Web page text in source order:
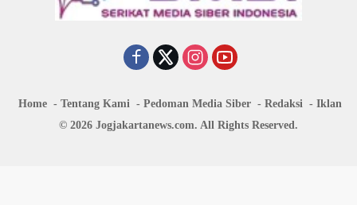
Home Tentang Kami Pedoman Media Siber Redaksi
Iklan
© 2026 Jogjakartanews.com. All Rights Reserved.